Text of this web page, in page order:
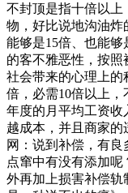
不封顶是指十倍以上
物，好比说地沟油炸
能够是15倍、也能够
的客不雅恶性，按
社会带来的心理上的
倍，必需10倍以上
年度的月平均工资收
越成本，并且商家的
网：说到补偿，有
点窜中有没有添加
外再加上损害补偿轨